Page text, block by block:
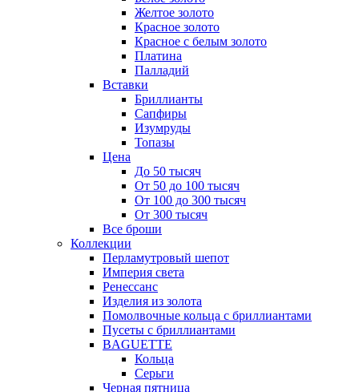
Желтое золото
Красное золото
Красное с белым золото
Платина
Палладий
Вставки
Бриллианты
Сапфиры
Изумруды
Топазы
Цена
До 50 тысяч
От 50 до 100 тысяч
От 100 до 300 тысяч
От 300 тысяч
Все броши
Коллекции
Перламутровый шепот
Империя света
Ренессанс
Изделия из золота
Помолвочные кольца с бриллиантами
Пусеты с бриллиантами
BAGUETTE
Кольца
Серьги
Черная пятница